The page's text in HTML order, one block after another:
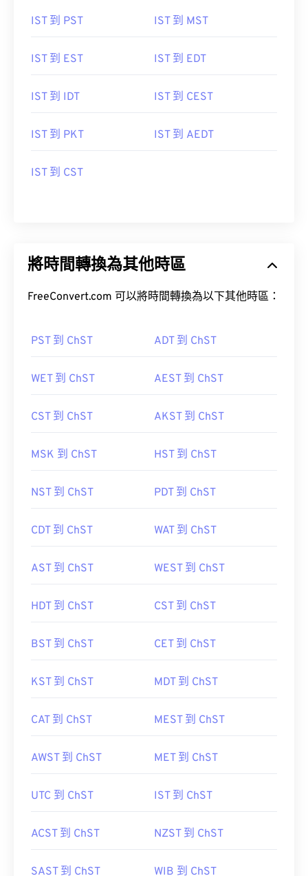
IST 到 PST IST 到 MST
IST 到 EST IST 到 EDT
IST 到 IDT IST 到 CEST
IST 到 PKT IST 到 AEDT
IST 到 CST
將時間轉換為其他時區
FreeConvert.com 可以將時間轉換為以下其他時區：
PST 到 ChST ADT 到 ChST
WET 到 ChST AEST 到 ChST
CST 到 ChST AKST 到 ChST
MSK 到 ChST HST 到 ChST
NST 到 ChST PDT 到 ChST
CDT 到 ChST WAT 到 ChST
AST 到 ChST WEST 到 ChST
HDT 到 ChST CST 到 ChST
BST 到 ChST CET 到 ChST
KST 到 ChST MDT 到 ChST
CAT 到 ChST MEST 到 ChST
AWST 到 ChST MET 到 ChST
UTC 到 ChST IST 到 ChST
ACST 到 ChST NZST 到 ChST
SAST 到 ChST WIB 到 ChST